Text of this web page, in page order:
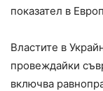
показател в
Властите в
провеждайки
включва